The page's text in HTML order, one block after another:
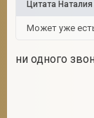
Цитата Наталия
Может уже
ни одного